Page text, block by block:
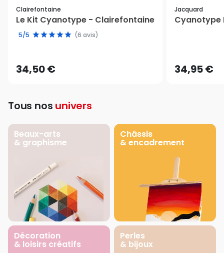
Clairefontaine
Le Kit Cyanotype - Clairefontaine
5/5 (6 avis)
34,50 €
Jacquard
Cyanotype
34,95 €
Tous nos univers
Beaux-arts
& graphisme
Châssis
& encadrement
Décoration
& loisirs créatifs
Perles
& bijoux